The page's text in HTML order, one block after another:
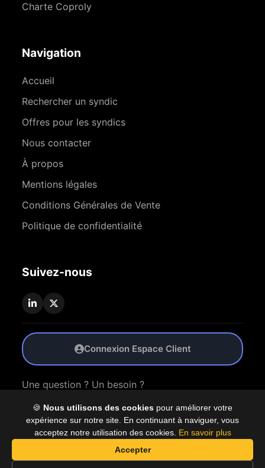
🍪 Nous utilisons des cookies pour améliorer votre
expérience sur notre site. En continuant à naviguer, vous
acceptez notre utilisation des cookies. En savoir plus
Accepter
Charte Coproly
Navigation
Accueil
Rechercher un syndic
Offres pour les syndics
Nous contacter
À propos
Mentions légales
Conditions Générales de Vente
Politique de confidentialité
Suivez-nous
Connexion Espace Client
Une question ? Un besoin ?
Nous Contacter